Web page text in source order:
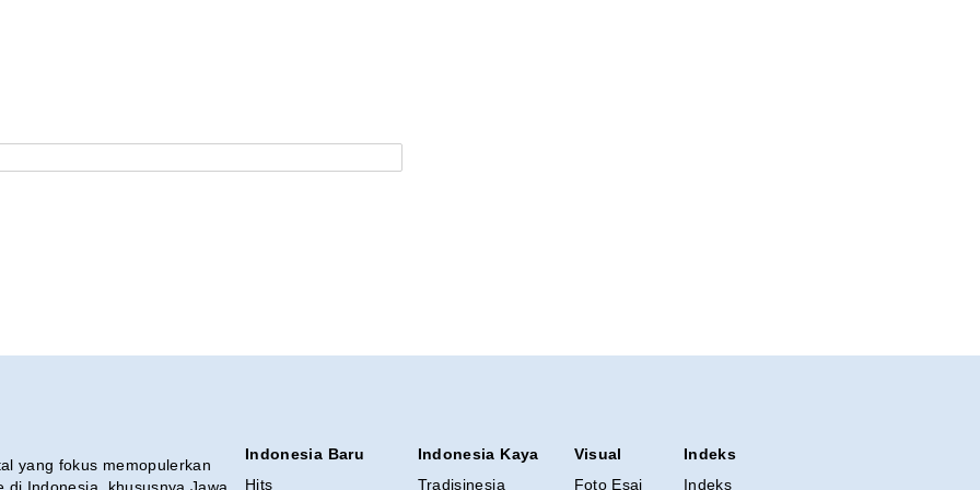
yang fokus memopulerkan
Indonesia Baru
Hits
Indonesia Kaya
Tradisinesia
Visual
Foto Esai
Indeks
Indeks